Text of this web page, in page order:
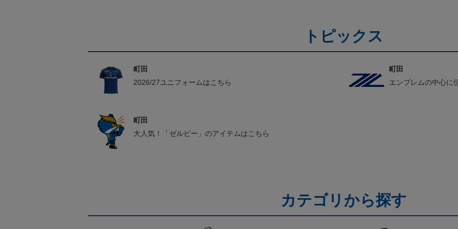
トピックス
町田
2026/27ユニフォームはこちら
町田
エンブレムの中心に
町田
大人気！「ゼルビー」のアイテムはこちら
カテゴリから探す